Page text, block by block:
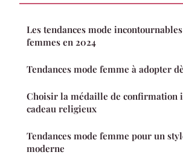
Les tendances mode
femmes en 2024
Tendances mode femme à adopter
Choisir la médaille de confirmation
cadeau religieux
Tendances mode femme pour un
moderne